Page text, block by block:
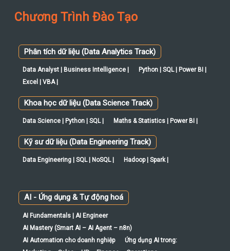
Chương Trình Đào Tạo
Phân tích dữ liệu (Data Analytics Track)
Data Analyst | Business Intelligence |
Python | SQL | Power BI |
Excel | VBA |
Khoa học dữ liệu (Data Science Track)
Data Science | Python | SQL | Maths & Statistics | Power BI |
Kỹ sư dữ liệu (Data Engineering Track)
Data Engineering | SQL | NoSQL | Hadoop | Spark |
AI - Ứng dụng & Tự động hoá
AI Fundamentals | AI Engineer
AI Mastery (Smart AI – AI Agent – n8n)
AI Automation cho doanh nghiệp
Ứng dụng AI trong: